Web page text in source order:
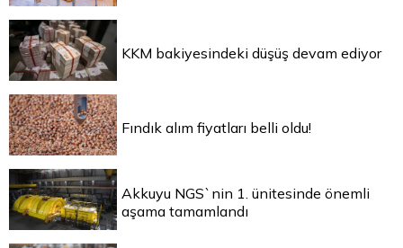
KKM bakiyesindeki düşüş devam ediyor
Fındık alım fiyatları belli oldu!
Akkuyu NGS`nin 1. ünitesinde önemli
aşama tamamlandı